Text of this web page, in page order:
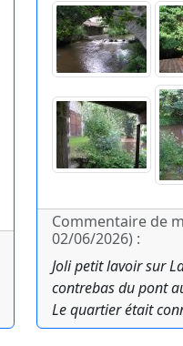
Commentaire de
02/06/2026) :
Joli petit lavoir sur
contrebas du pont
Le quartier était